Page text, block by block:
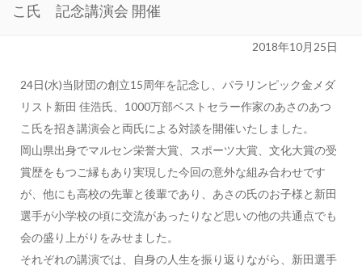
こ氏 記念講演会 開催
2018年10月25日
24日(水)当財団の創立15周年を記念し、パラリンピック金メダ
リスト新田 佳浩氏、1000万部ベストセラー作家のあさのあつ
こ氏を招き講演会と両氏による対談を開催いたしました。
岡山県出身でマルセン栄誉大賞、スポーツ大賞、文化大賞の受
賞歴をもつご縁もあり実現した今回の意外な組み合わせです
が、他にも高校の先輩と後輩であり、あさの氏のお子様と新田
選手が小学校の頃に交流があったりなど思いの他の共通点でも
会の盛り上がりをみせました。
それぞれの講演では、自身の人生を振り返りながら、新田選手